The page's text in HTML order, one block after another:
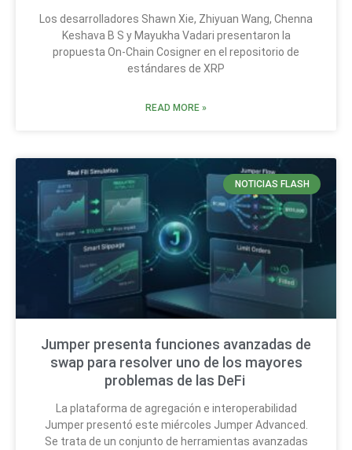
Los desarrolladores Shawn Xie, Zhiyuan Wang, Chenna
Keshava B S y Mayukha Vadari presentaron la
propuesta On-Chain Cosigner en el repositorio de
estándares de XRP
READ MORE »
NOTICIAS FLASH
Jumper presenta funciones avanzadas de
swap para resolver uno de los mayores
problemas de las DeFi
La plataforma de agregación e interoperabilidad
Jumper presentó este miércoles Jumper Advanced.
Se trata de un conjunto de herramientas avanzadas